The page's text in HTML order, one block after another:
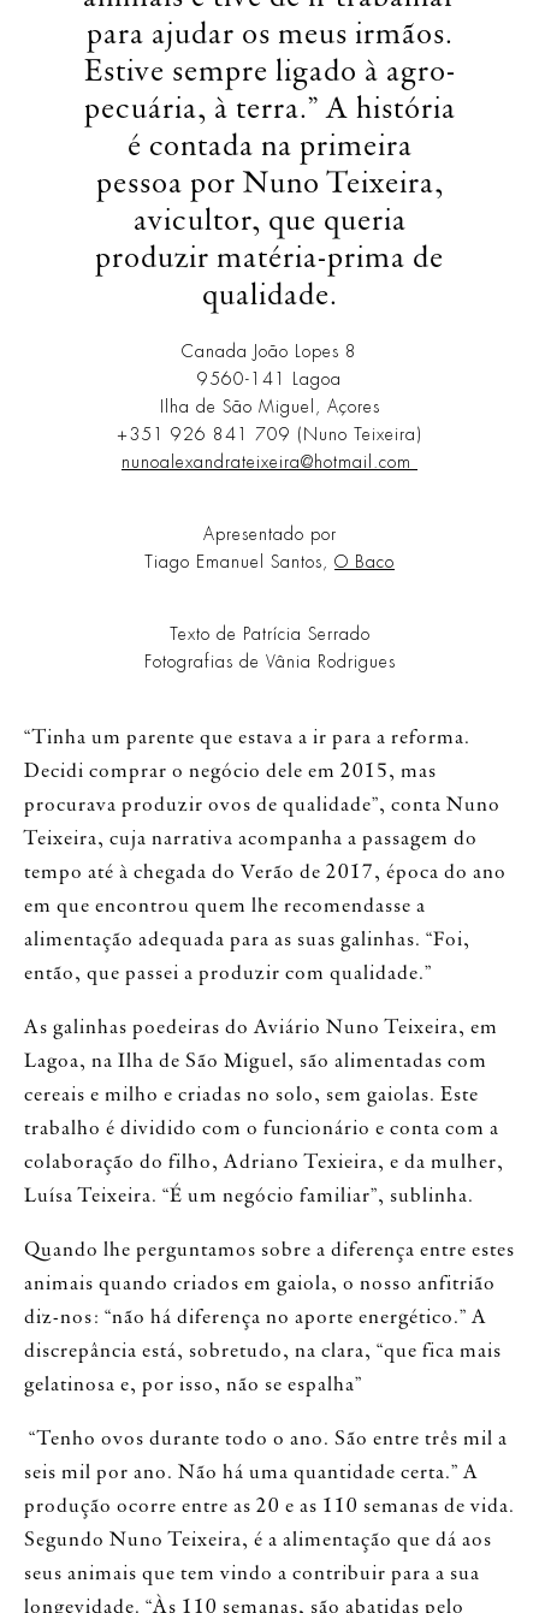
para ajudar os meus irmãos.
Estive sempre ligado à agro-
pecuária, à terra.” A história
é contada na primeira
pessoa por Nuno Teixeira,
avicultor, que queria
produzir matéria-prima de
qualidade.
Canada João Lopes 8
9560-141 Lagoa
Ilha de São Miguel, Açores
+351 926 841 709 (Nuno Teixeira)
nunoalexandrateixeira@hotmail.com
Apresentado por
Tiago Emanuel Santos, O Baco
Texto de Patrícia Serrado
Fotografias de Vânia Rodrigues
“Tinha um parente que estava a ir para a reforma.
Decidi comprar o negócio dele em 2015, mas
procurava produzir ovos de qualidade”, conta Nuno
Teixeira, cuja narrativa acompanha a passagem do
tempo até à chegada do Verão de 2017, época do ano
em que encontrou quem lhe recomendasse a
alimentação adequada para as suas galinhas. “Foi,
então, que passei a produzir com qualidade.”
As galinhas poedeiras do Aviário Nuno Teixeira, em
Lagoa, na Ilha de São Miguel, são alimentadas com
cereais e milho e criadas no solo, sem gaiolas. Este
trabalho é dividido com o funcionário e conta com a
colaboração do filho, Adriano Texieira, e da mulher,
Luísa Teixeira. “É um negócio familiar”, sublinha.
Quando lhe perguntamos sobre a diferença entre estes
animais quando criados em gaiola, o nosso anfitrião
diz-nos: “não há diferença no aporte energético.” A
discrepância está, sobretudo, na clara, “que fica mais
gelatinosa e, por isso, não se espalha”
“Tenho ovos durante todo o ano. São entre três mil a
seis mil por ano. Não há uma quantidade certa.” A
produção ocorre entre as 20 e as 110 semanas de vida.
Segundo Nuno Teixeira, é a alimentação que dá aos
seus animais que tem vindo a contribuir para a sua
longevidade. “Às 110 semanas, são abatidas pelo